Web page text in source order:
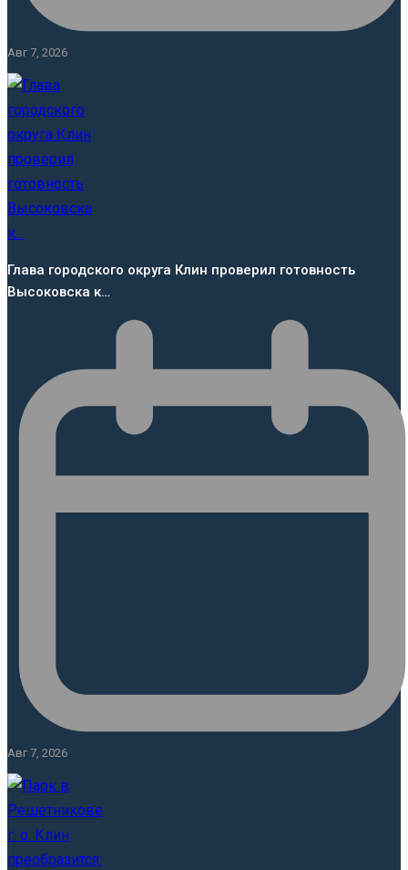
Авг 7, 2026
Глава городского округа Клин проверил готовность
Высоковска к…
Авг 7, 2026